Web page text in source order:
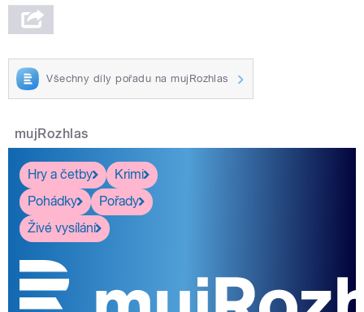
Všechny díly pořadu na mujRozhlas
mujRozhlas
Hry a četby
Krimi
Pohádky
Pořady
Živé vysílání